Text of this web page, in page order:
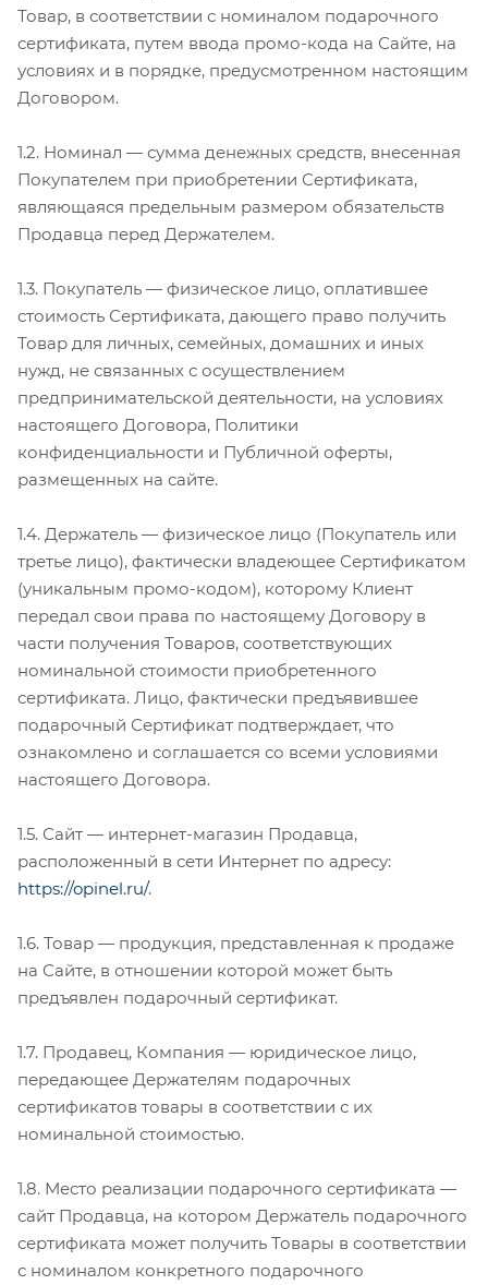
Товар, в соответствии с номиналом подарочного
сертификата, путем ввода промо-кода на Сайте, на
условиях и в порядке, предусмотренном настоящим
Договором.
1.2. Номинал — сумма денежных средств, внесенная
Покупателем при приобретении Сертификата,
являющаяся предельным размером обязательств
Продавца перед Держателем.
1.3. Покупатель — физическое лицо, оплатившее
стоимость Сертификата, дающего право получить
Товар для личных, семейных, домашних и иных
нужд, не связанных с осуществлением
предпринимательской деятельности, на условиях
настоящего Договора, Политики
конфиденциальности и Публичной оферты,
размещенных на сайте.
1.4. Держатель — физическое лицо (Покупатель или
третье лицо), фактически владеющее Сертификатом
(уникальным промо-кодом), которому Клиент
передал свои права по настоящему Договору в
части получения Товаров, соответствующих
номинальной стоимости приобретенного
сертификата. Лицо, фактически предъявившее
подарочный Сертификат подтверждает, что
ознакомлено и соглашается со всеми условиями
настоящего Договора.
1.5. Сайт — интернет-магазин Продавца,
расположенный в сети Интернет по адресу:
https://opinel.ru/.
1.6. Товар — продукция, представленная к продаже
на Сайте, в отношении которой может быть
предъявлен подарочный сертификат.
1.7. Продавец, Компания — юридическое лицо,
передающее Держателям подарочных
сертификатов товары в соответствии с их
номинальной стоимостью.
1.8. Место реализации подарочного сертификата —
сайт Продавца, на котором Держатель подарочного
сертификата может получить Товары в соответствии
с номиналом конкретного подарочного